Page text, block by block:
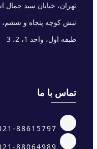
تهران، خیابان سید جمال
نبش کوچه پنجاه و ششم، پلاک
طبقه اول، واحد 1، 2، 3
تماس با ما